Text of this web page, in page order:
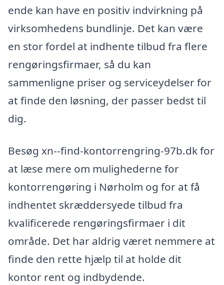
ende kan have en positiv indvirkning på
virksomhedens bundlinje. Det kan være
en stor fordel at indhente tilbud fra flere
rengøringsfirmaer, så du kan
sammenligne priser og serviceydelser for
at finde den løsning, der passer bedst til
dig.
Besøg xn--find-kontorrengring-97b.dk for
at læse mere om mulighederne for
kontorrengøring i Nørholm og for at få
indhentet skræddersyede tilbud fra
kvalificerede rengøringsfirmaer i dit
område. Det har aldrig været nemmere at
finde den rette hjælp til at holde dit
kontor rent og indbydende.